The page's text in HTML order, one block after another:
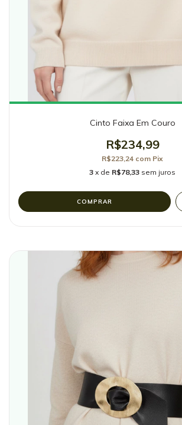
Cinto Faixa Em Couro
R$234,99
R$223,24 com Pix
3 x de R$78,33 sem juros
COMPRAR